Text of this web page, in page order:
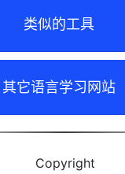
类似的工具
其它语言学习网站
Copyright